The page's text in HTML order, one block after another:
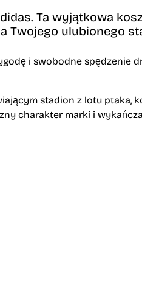
Ta wyjątkowa
Twojego ulubionego
i swobodne spędzenie
stadion z lotu ptaka,
charakter marki i